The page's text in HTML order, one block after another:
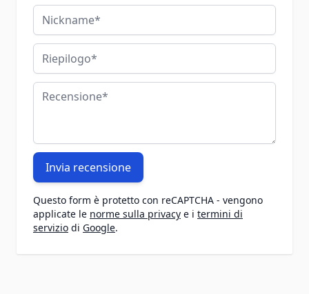
Nickname
Riepilogo
Recensione
Invia recensione
Questo form è protetto con reCAPTCHA - vengono
applicate le norme sulla privacy e i termini di
servizio di Google.